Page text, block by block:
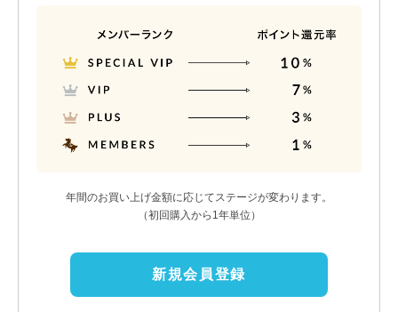
年間のお買い上げ金額に応じてステージが変わります。
（初回購入から1年単位）
新規会員登録